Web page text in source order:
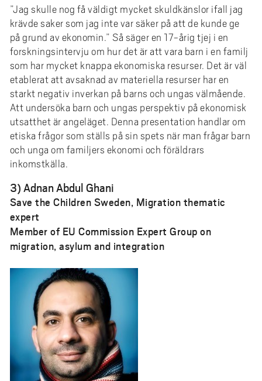
”Jag skulle nog få väldigt mycket skuldkänslor ifall jag
krävde saker som jag inte var säker på att de kunde ge
på grund av ekonomin.” Så säger en 17-årig tjej i en
forskningsintervju om hur det är att vara barn i en familj
som har mycket knappa ekonomiska resurser. Det är väl
etablerat att avsaknad av materiella resurser har en
starkt negativ inverkan på barns och ungas välmående.
Att undersöka barn och ungas perspektiv på ekonomisk
utsatthet är angeläget. Denna presentation handlar om
etiska frågor som ställs på sin spets när man frågar barn
och unga om familjers ekonomi och föräldrars
inkomstkälla.
3) Adnan Abdul Ghani
Save the Children Sweden, Migration thematic
expert
Member of EU Commission Expert Group on
migration, asylum and integration